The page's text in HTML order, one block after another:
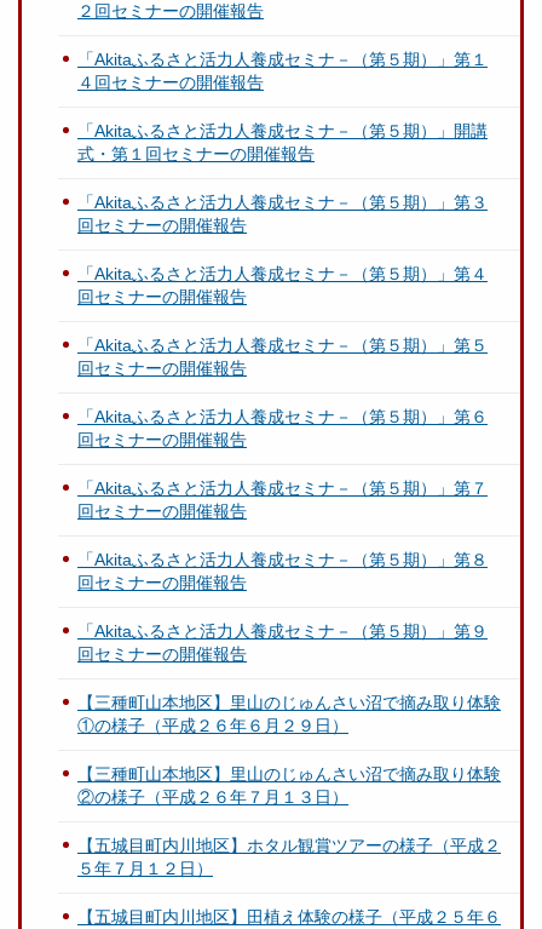
２回セミナーの開催報告
「Akitaふるさと活力人養成セミナ－（第５期）」第１
４回セミナーの開催報告
「Akitaふるさと活力人養成セミナ－（第５期）」開講
式・第１回セミナーの開催報告
「Akitaふるさと活力人養成セミナ－（第５期）」第３
回セミナーの開催報告
「Akitaふるさと活力人養成セミナ－（第５期）」第４
回セミナーの開催報告
「Akitaふるさと活力人養成セミナ－（第５期）」第５
回セミナーの開催報告
「Akitaふるさと活力人養成セミナ－（第５期）」第６
回セミナーの開催報告
「Akitaふるさと活力人養成セミナ－（第５期）」第７
回セミナーの開催報告
「Akitaふるさと活力人養成セミナ－（第５期）」第８
回セミナーの開催報告
「Akitaふるさと活力人養成セミナ－（第５期）」第９
回セミナーの開催報告
【三種町山本地区】里山のじゅんさい沼で摘み取り体験
①の様子（平成２６年６月２９日）
【三種町山本地区】里山のじゅんさい沼で摘み取り体験
②の様子（平成２６年７月１３日）
【五城目町内川地区】ホタル観賞ツアーの様子（平成２
５年７月１２日）
【五城目町内川地区】田植え体験の様子（平成２５年６